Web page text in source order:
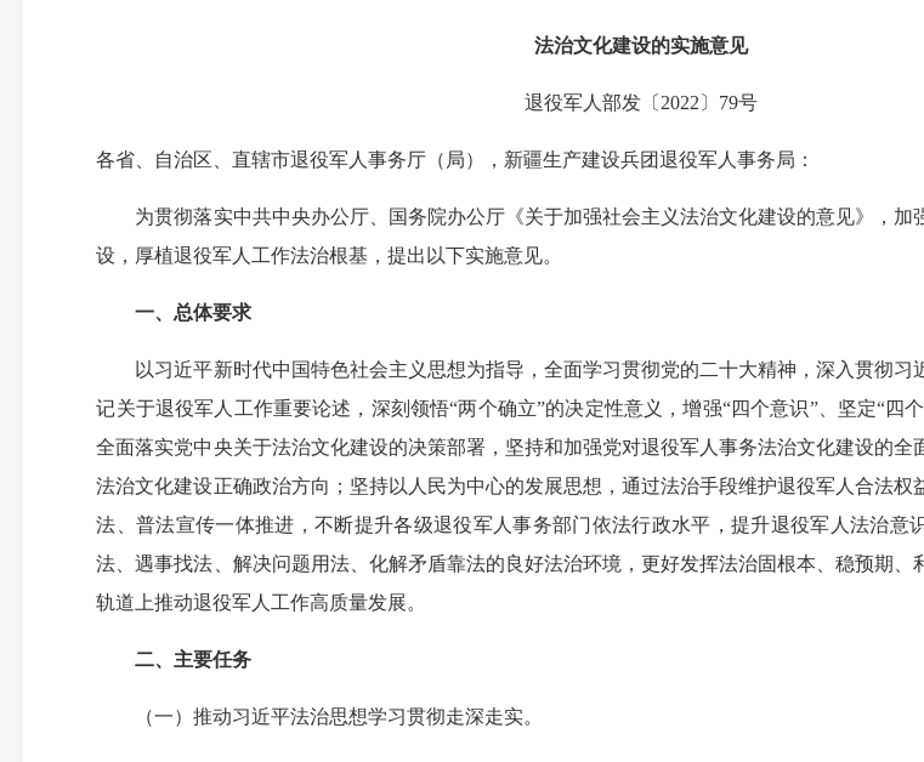
法治文化建设的实施意见
退役军人部发〔2022〕79号
各省、自治区、直辖市退役军人事务厅（局），新疆生产建设兵团退役军人事务局：
为贯彻落实中共中央办公厅、国务院办公厅《关于加强社会主义法治文化建设的意见》，加
设，厚植退役军人工作法治根基，提出以下实施意见。
一、总体要求
以习近平新时代中国特色社会主义思想为指导，全面学习贯彻党的二十大精神，深入贯彻习
记关于退役军人工作重要论述，深刻领悟“两个确立”的决定性意义，增强“四个意识”、坚定“四个
全面落实党中央关于法治文化建设的决策部署，坚持和加强党对退役军人事务法治文化建设的全
法治文化建设正确政治方向；坚持以人民为中心的发展思想，通过法治手段维护退役军人合法权
法、普法宣传一体推进，不断提升各级退役军人事务部门依法行政水平，提升退役军人法治意
法、遇事找法、解决问题用法、化解矛盾靠法的良好法治环境，更好发挥法治固根本、稳预期、
轨道上推动退役军人工作高质量发展。
二、主要任务
（一）推动习近平法治思想学习贯彻走深走实。